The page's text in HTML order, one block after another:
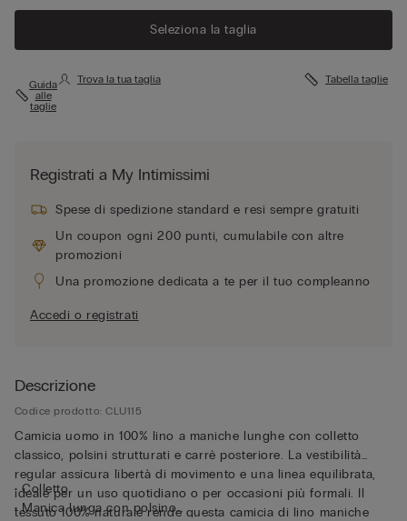
Seleziona la taglia
Guida
alle
taglie
Trova la tua taglia Tabella taglie
Registrati a My Intimissimi
Spese di spedizione standard e resi sempre gratuiti
Un coupon ogni 200 punti, cumulabile con altre
promozioni
Una promozione dedicata a te per il tuo compleanno
Accedi o registrati
Descrizione
Codice prodotto: CLU115
Camicia uomo in 100% lino a maniche lunghe con colletto
classico, polsini strutturati e carrè posteriore. La vestibilità
regular assicura libertà di movimento e una linea equilibrata,
ideale per un uso quotidiano o per occasioni più formali. Il
tessuto 100% naturale rende questa camicia di lino maniche
• Colletto
• Manica lunga con polsino